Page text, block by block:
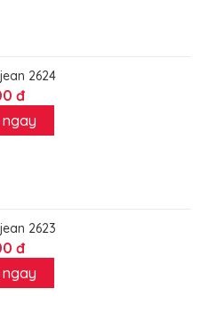
2624
đ
ngay
2623
đ
ngay